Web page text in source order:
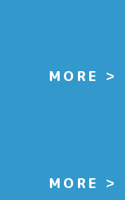
MORE>
MORE>